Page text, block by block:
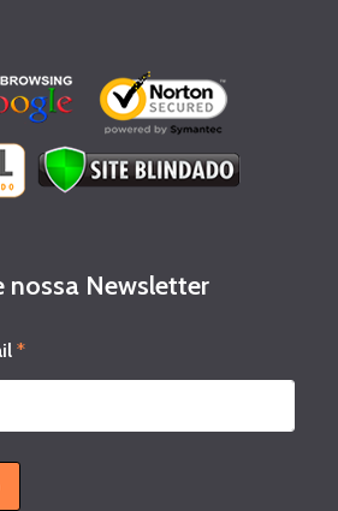
nossa Newsletter
*